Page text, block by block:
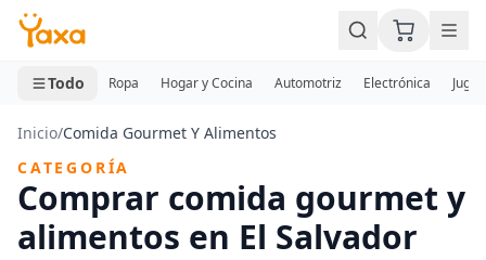
MINI CARRITO
0 productos
Todo Ropa Hogar y Cocina Automotriz Electrónica
Inicio/Comida Gourmet Y Alimentos
CATEGORÍA
Comprar comida gourmet y
alimentos en El Salvador